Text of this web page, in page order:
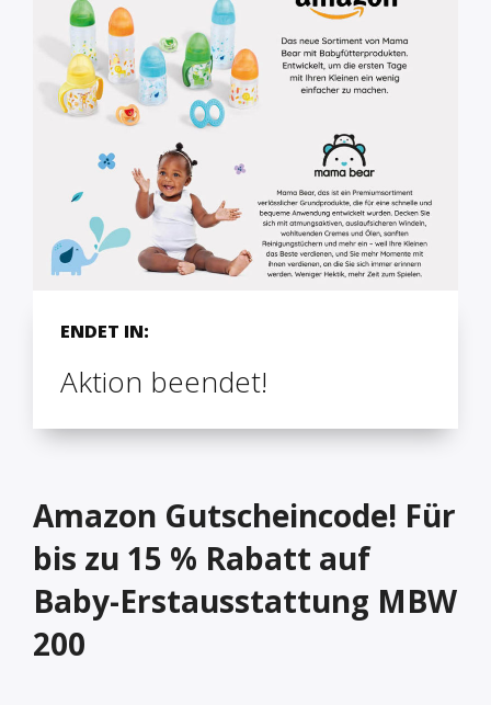
ENDET IN:
Aktion beendet!
Amazon Gutscheincode! Für
bis zu 15 % Rabatt auf
Baby-Erstausstattung MBW
200